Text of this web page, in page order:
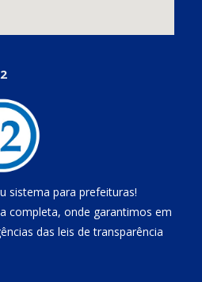
sistema para prefeituras!
completa, onde garantimos em
das leis de transparência